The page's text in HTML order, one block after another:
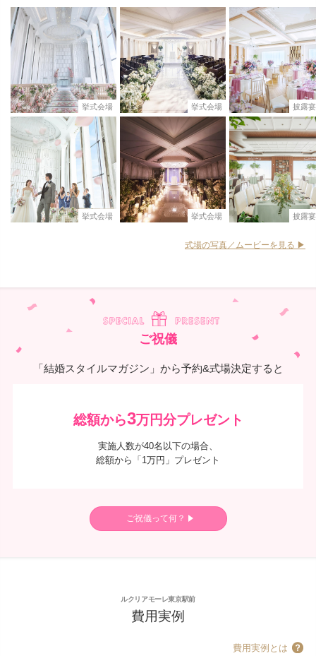
挙式会場
挙式会場
挙式会場
挙式会場
披露
披露
式場の写真／ムービーを見る ▶︎
ご祝儀
「結婚スタイルマガジン」から予約&式場決定すると
総額から3万円分プレゼント
実施人数が40名以下の場合、
総額から「1万円」プレゼント
ご祝儀って何？
ルクリアモーレ東京駅前
費用実例
費用実例とは